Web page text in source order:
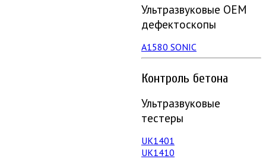
Ультразвуковые ОЕМ
дефектоскопы
A1580 SONIC
Контроль бетона
Ультразвуковые
тестеры
UK1401
UK1410